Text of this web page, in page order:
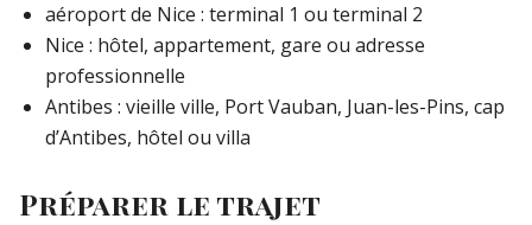
aéroport de Nice : terminal 1 ou terminal 2
Nice : hôtel, appartement, gare ou adresse
professionnelle
Antibes : vieille ville, Port Vauban, Juan-les-Pins, cap
d’Antibes, hôtel ou villa
Préparer le trajet